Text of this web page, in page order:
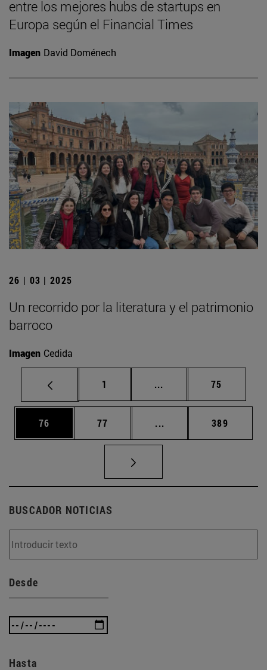
entre los mejores hubs de startups en
Europa según el Financial Times
Imagen David Doménech
26 | 03 | 2025
Un recorrido por la literatura y el patrimonio
barroco
Imagen Cedida
Página
1 ... Páginas intermedias
Página
75
Página
76 Página
77 ... Páginas intermedias
Página
389
BUSCADOR NOTICIAS
Desde
Hasta